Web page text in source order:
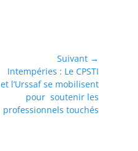
Suivant →
Intempéries : Le CPSTI
et l’Urssaf se mobilisent
pour soutenir les
professionnels touchés